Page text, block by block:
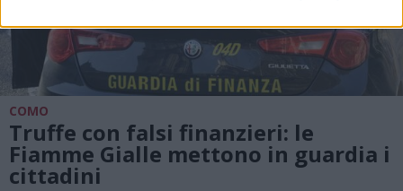
COMO
Truffe con falsi finanzieri: le
Fiamme Gialle mettono in guardia i
cittadini